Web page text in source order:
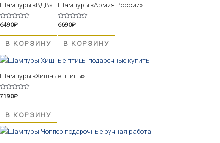
Шампуры «ВДВ»
Оценка
0
из
6490₽
В КОРЗИНУ
Шампуры «Армия России»
Оценка
0
из
6690₽
В КОРЗИНУ
Шампуры «Хищные птицы»
Оценка
0
из
7190₽
В КОРЗИНУ